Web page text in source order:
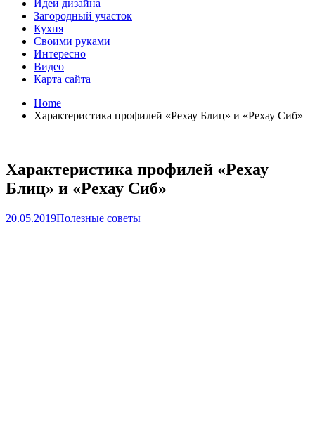
Идеи дизайна
Загородный участок
Кухня
Своими руками
Интересно
Видео
Карта сайта
Home
Характеристика профилей «Рехау Блиц» и «Рехау Сиб»
Характеристика профилей «Рехау
Блиц» и «Рехау Сиб»
20.05.2019Полезные советы